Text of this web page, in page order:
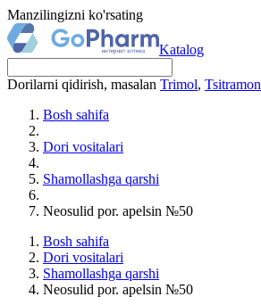
Manzilingizni ko'rsating
Katalog
Dorilarni qidirish, masalan Trimol, Tsitramon
Bosh sahifa
Dori vositalari
Shamollashga qarshi
Neosulid por. apelsin №50
Bosh sahifa
Dori vositalari
Shamollashga qarshi
Neosulid por. apelsin №50